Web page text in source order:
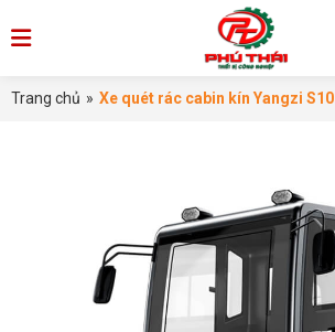
Trang chủ » Xe quét rác cabin kín Yangzi S10